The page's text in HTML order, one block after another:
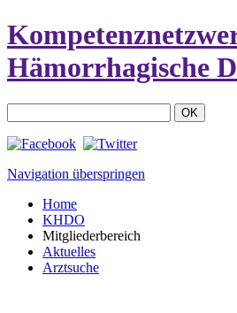
Hämorrhagische
Navigation überspringen
Home
KHDO
Mitgliederbereich
Aktuelles
Arztsuche